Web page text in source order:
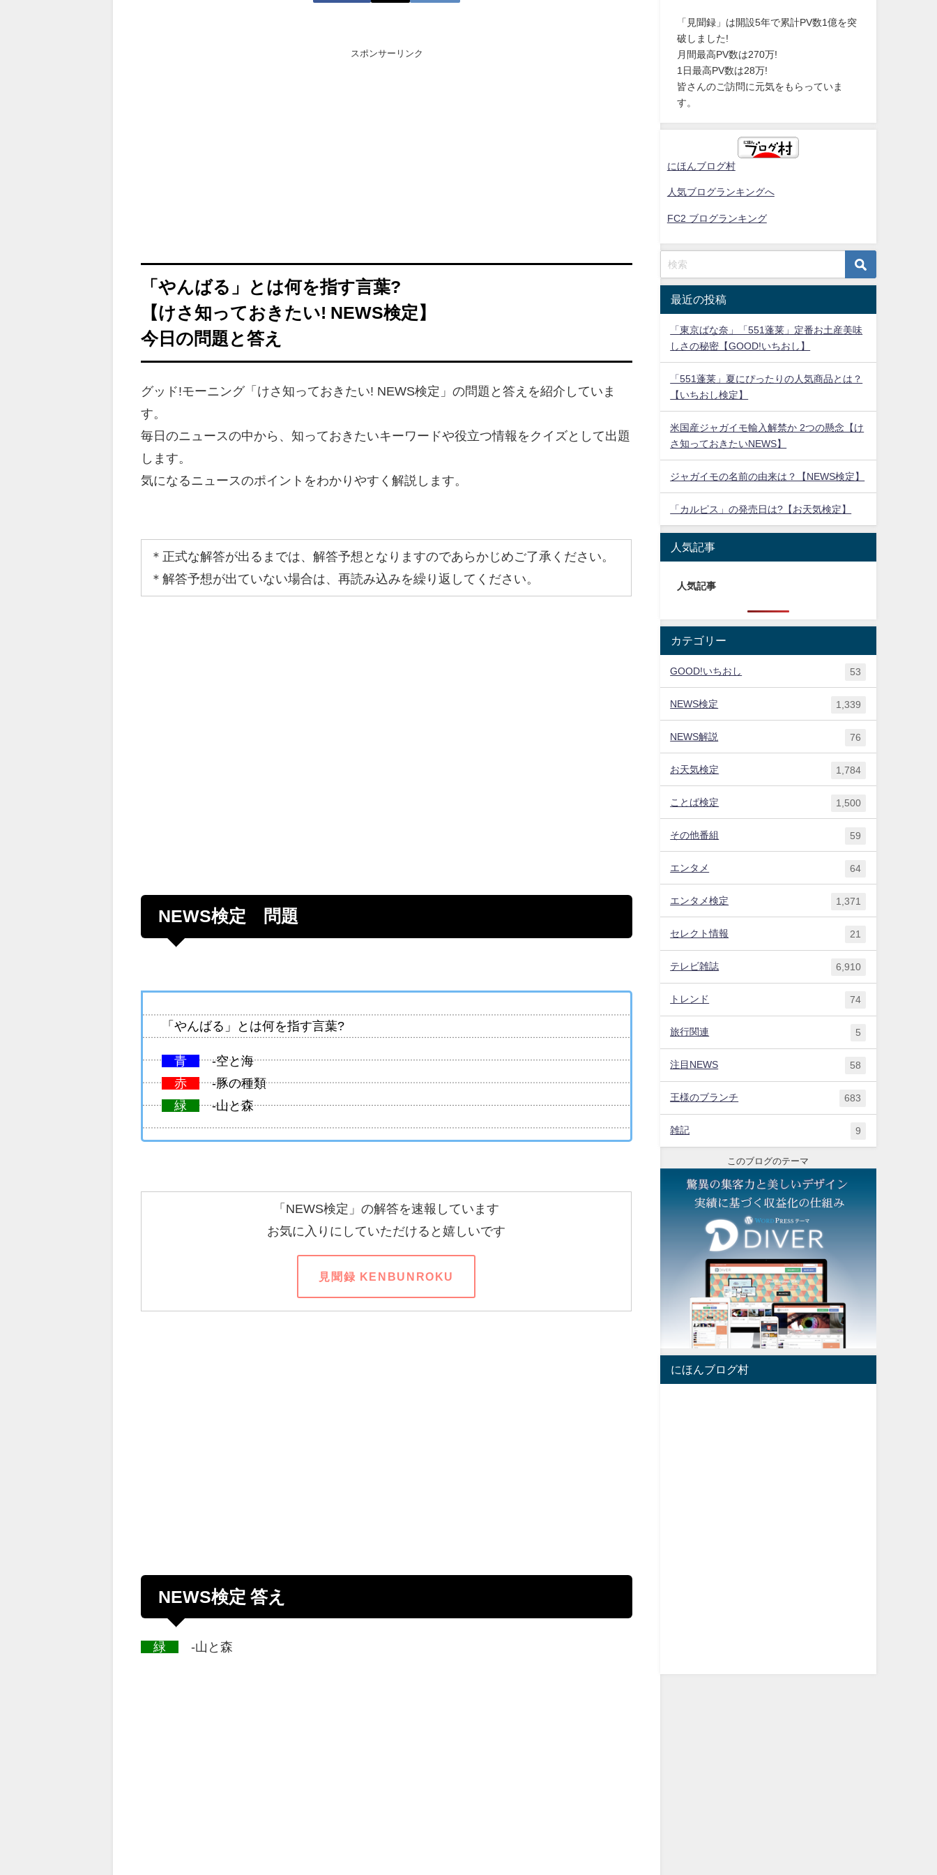
スポンサーリンク
「やんばる」とは何を指す言葉?
【けさ知っておきたい! NEWS検定】
今日の問題と答え
グッド!モーニング「けさ知っておきたい! NEWS検定」の問題と答えを紹介していま
す。
毎日のニュースの中から、知っておきたいキーワードや役立つ情報をクイズとして出題
します。
気になるニュースのポイントをわかりやすく解説します。
＊正式な解答が出るまでは、解答予想となりますのであらかじめご了承ください。
＊解答予想が出ていない場合は、再読み込みを繰り返してください。
NEWS検定 問題
「やんばる」とは何を指す言葉?
青
-空と海
赤
-豚の種類
緑
-山と森
「NEWS検定」の解答を速報しています
お気に入りにしていただけると嬉しいです
見聞録 KENBUNROKU
NEWS検定 答え
緑 -山と森
「見聞録」は開設5年で累計PV数1億を突
破しました!
月間最高PV数は270万!
1日最高PV数は28万!
皆さんのご訪問に元気をもらっていま
す。
にほんブログ村
人気ブログランキングへ
FC2 ブログランキング
最近の投稿
「東京ばな奈」「551蓬莱」定番お土産美味
しさの秘密【GOOD!いちおし】
「551蓬莱」夏にぴったりの人気商品とは？
【いちおし検定】
米国産ジャガイモ輸入解禁か 2つの懸念【け
さ知っておきたいNEWS】
ジャガイモの名前の由来は？【NEWS検定】
「カルピス」の発売日は?【お天気検定】
人気記事
人気記事
カテゴリー
GOOD!いちおし 53
NEWS検定 1,339
NEWS解説 76
お天気検定 1,784
ことば検定 1,500
その他番組 59
エンタメ 64
エンタメ検定 1,371
セレクト情報 21
テレビ雑誌 6,910
トレンド 74
旅行関連 5
注目NEWS 58
王様のブランチ 683
雑記 9
このブログのテーマ
にほんブログ村